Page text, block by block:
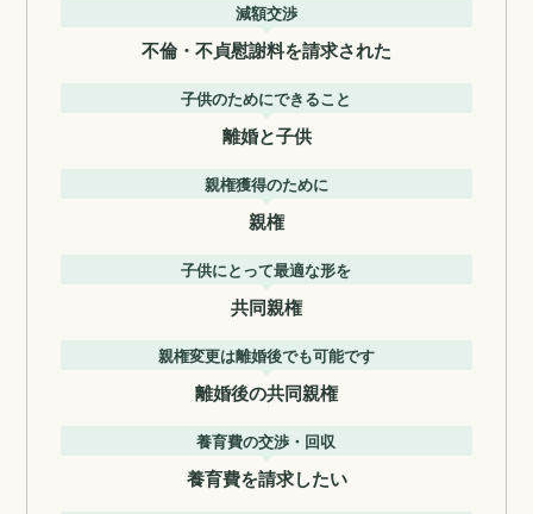
減額交渉
不倫・不貞慰謝料を請求された
子供のためにできること
離婚と子供
親権獲得のために
親権
子供にとって最適な形を
共同親権
親権変更は離婚後でも可能です
離婚後の共同親権
養育費の交渉・回収
養育費を請求したい